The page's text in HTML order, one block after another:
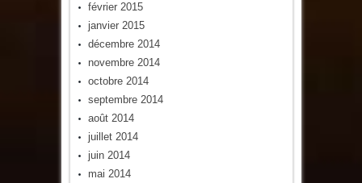
février 2015
janvier 2015
décembre 2014
novembre 2014
octobre 2014
septembre 2014
août 2014
juillet 2014
juin 2014
mai 2014